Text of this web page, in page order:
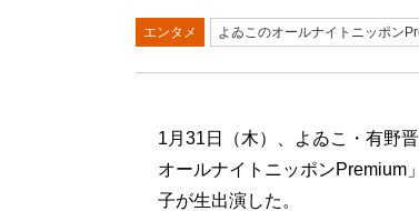
エンタメ よゐこのオールナイトニッポン
1月31日（木）、よゐこ・有野
オールナイトニッポンPremium
子が生出演した。